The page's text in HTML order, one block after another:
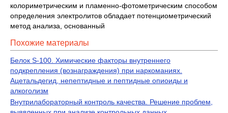
колориметрическим и пламенно-фотометрическим способом
определения электролитов обладает потенциометрический
метод анализа, основанный
Похожие материалы
Белок S-100. Химические факторы внутреннего
подкрепления (вознаграждения) при наркоманиях.
Ацетальдегид, непептидные и пептидные опиоиды и
алкоголизм
Внутрилабораторный контроль качества. Решение проблем,